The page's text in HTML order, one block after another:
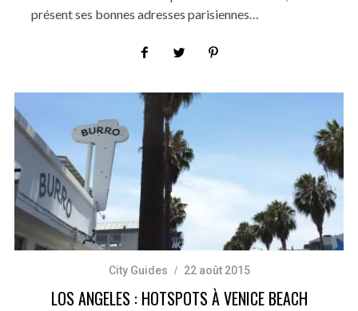
présent ses bonnes adresses parisiennes…
City Guides 22 août 2015
LOS ANGELES : HOTSPOTS À VENICE BEACH